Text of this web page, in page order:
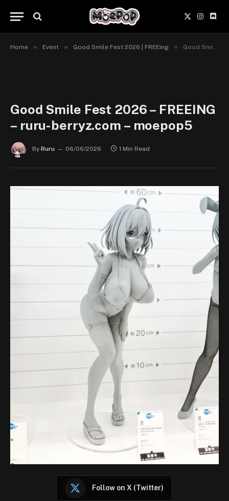
X
(Twitter)
Home » Event » Good Smile Fest 2026 | FREEing » Good Smile Fest 2026 – FREEING – ruru-berryz.com – moepop5
Good Smile Fest 2026 – FREEING
– ruru-berryz.com – moepop5
By Ruru 06/06/2026 1 Min Read
Follow on X (Twitter)